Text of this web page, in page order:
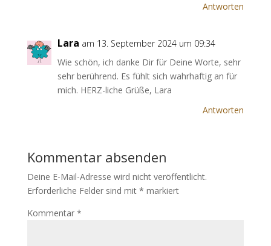
Antworten
Lara am 13. September 2024 um 09:34
Wie schön, ich danke Dir für Deine Worte, sehr
sehr berührend. Es fühlt sich wahrhaftig an für
mich. HERZ-liche Grüße, Lara
Antworten
Kommentar absenden
Deine E-Mail-Adresse wird nicht veröffentlicht.
Erforderliche Felder sind mit * markiert
Kommentar *